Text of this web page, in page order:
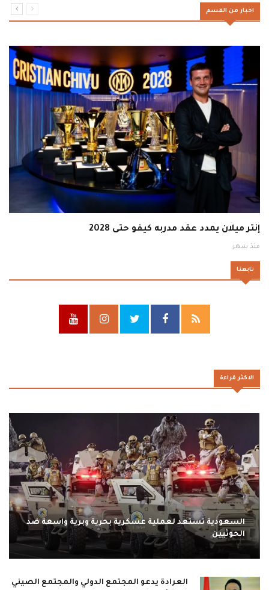
اخبار من القسم
إنتر ميلان يمدد عقد مدربه كيفو حتى 2028
منذ شهر
تابعنا
الاكثر قراءة
السعودية تستعد لعملية عسكرية بحرية وبرية واسعة ضد
الحوثيين
العرادة يدعو المجتمع الدولي والمجتمع الصيني